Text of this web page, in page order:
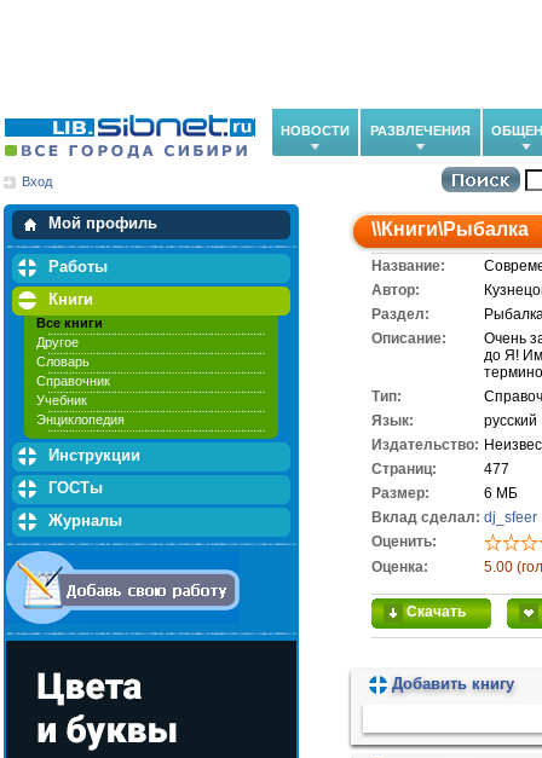
НОВОСТИ РАЗВЛЕЧЕНИЯ
Вход
Мой профиль
Мои закладки
Работы
Книги
Все книги
Другое
Словарь
Справочник
Учебник
Энциклопедия
Инструкции
ГОСТы
Журналы
\\Книги\Рыбалка
Название:
Автор:
Раздел:
Описание:
Очень
до Я!
Тип:
Язык:
русский
Издательство:
Cтраниц:
477
Размер:
6 МБ
Вклад сделал: dj_sfeer
Оценить:
Оценка:
5.00
Скачать
Добавить книгу